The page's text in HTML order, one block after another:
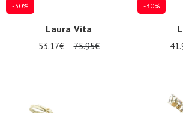
-30%
Laura Vita
53.17€ 75.95€
-30%